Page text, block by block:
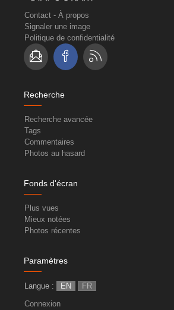
Contact - À propos
Signaler une image
Politique de confidentialité
Recherche
Recherche avancée
Tags
Commentaires
Photos au hasard
Fonds d'écran
Plus vues
Mieux notées
Photos récentes
Paramètres
Langue : EN
FR
Connexion